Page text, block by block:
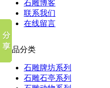
石雕博客
联系我们
在线留言
产品分类
石雕牌坊系列
石雕石亭系列